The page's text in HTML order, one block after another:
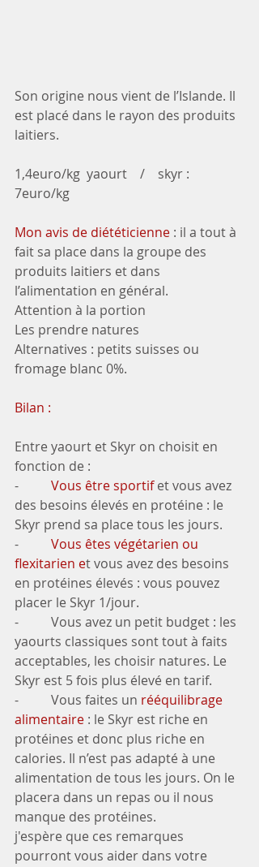
Son origine nous vient de l’Islande. Il
est placé dans le rayon des produits
laitiers.
1,4euro/kg  yaourt    /    skyr :
7euro/kg
Mon avis de diététicienne : il a tout à
fait sa place dans la groupe des
produits laitiers et dans
l’alimentation en général.
Attention à la portion
Les prendre natures
Alternatives : petits suisses ou
fromage blanc 0%.
Bilan :
Entre yaourt et Skyr on choisit en
fonction de :
- Vous être sportif et vous avez
des besoins élevés en protéine : le
Skyr prend sa place tous les jours.
- Vous êtes végétarien ou
flexitarien et vous avez des besoins
en protéines élevés : vous pouvez
placer le Skyr 1/jour.
-          Vous avez un petit budget : les
yaourts classiques sont tout à faits
acceptables, les choisir natures. Le
Skyr est 5 fois plus élevé en tarif.
-          Vous faites un rééquilibrage
alimentaire : le Skyr est riche en
protéines et donc plus riche en
calories. Il n’est pas adapté à une
alimentation de tous les jours. On le
placera dans un repas ou il nous
manque des protéines.
j'espère que ces remarques
pourront vous aider dans votre